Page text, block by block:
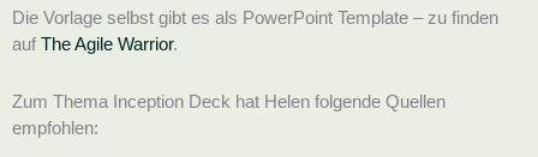
Die Vorlage selbst gibt es als PowerPoint Template – zu finden
auf The Agile Warrior.
Zum Thema Inception Deck hat Helen folgende Quellen
empfohlen: